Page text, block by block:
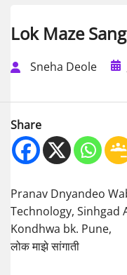
Lok Maze
Sneha Deole
Share
Pranav Dnyandeo
Technology, Sinhgad
Kondhwa bk. Pune,
लोक माझे सांगाती